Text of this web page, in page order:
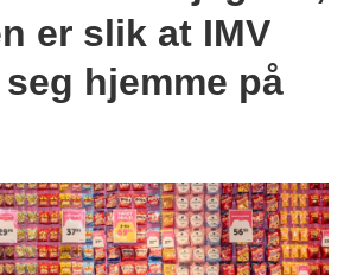
er slik at IMV
hjemme på